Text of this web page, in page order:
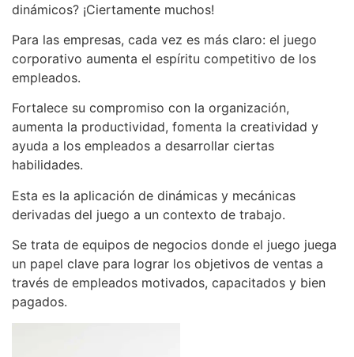
dinámicos? ¡Ciertamente muchos!
Para las empresas, cada vez es más claro: el juego
corporativo aumenta el espíritu competitivo de los
empleados.
Fortalece su compromiso con la organización,
aumenta la productividad, fomenta la creatividad y
ayuda a los empleados a desarrollar ciertas
habilidades.
Esta es la aplicación de dinámicas y mecánicas
derivadas del juego a un contexto de trabajo.
Se trata de equipos de negocios donde el juego juega
un papel clave para lograr los objetivos de ventas a
través de empleados motivados, capacitados y bien
pagados.